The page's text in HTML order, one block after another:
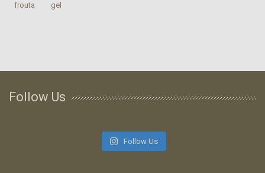
‎frouta gel
Follow Us
Follow Us